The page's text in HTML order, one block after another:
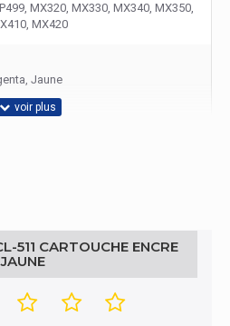
MX320, MX330, MX340, MX350,
MX420
Jaune
511 CARTOUCHE ENCRE